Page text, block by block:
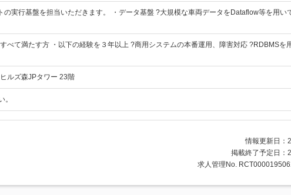
実行基盤を担当いただきます。 ・データ基盤 ?大規模な車両データをDataflow等を用い
べて満たす方 ・以下の経験を３年以上 ?商用システムの本番運用、障害対応 ?RDBMSを
ルズ森JPタワー 23階
。
情報更新日：
掲載終了予定日：
求人管理No.